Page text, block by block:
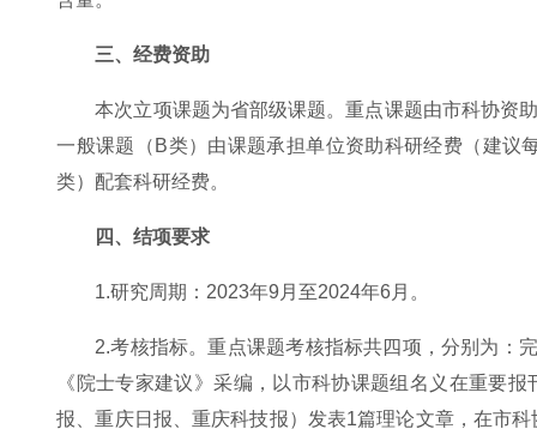
三、经费资助
本次立项课题为省部级课题。重点课题由市科协资
一般课题（B类）由课题承担单位资助科研经费（建议
类）配套科研经费。
四、结项要求
1.研究周期：2023年9月至2024年6月。
2.考核指标。重点课题考核指标共四项，分别为：
《院士专家建议》采编，以市科协课题组名义在重要
报、重庆日报、重庆科技报）发表1篇理论文章，在市